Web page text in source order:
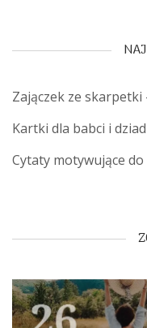
Zajączek ze
Kartki dla babci i
Cytaty motywujące